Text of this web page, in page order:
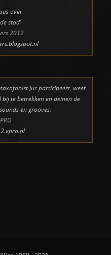
over
stad’
2012
Jur participeert, weet
bij te betrekken en deinen de
en grooves.